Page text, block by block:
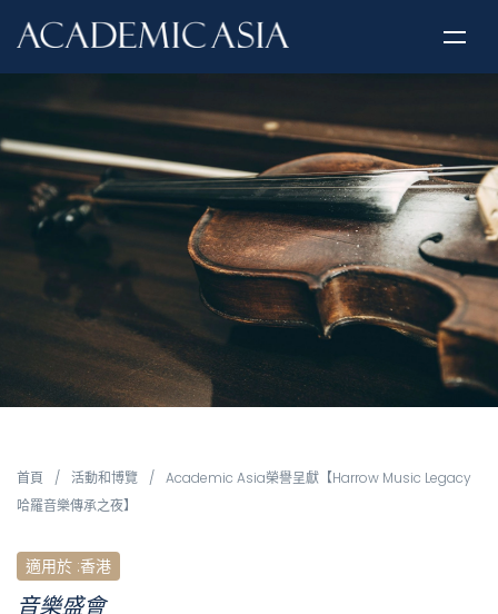
首頁 / 活動和博覽 / Academic Asia榮譽呈獻【Harrow Music Legacy
哈羅音樂傳承之夜】
適用於 :香港
音樂盛會